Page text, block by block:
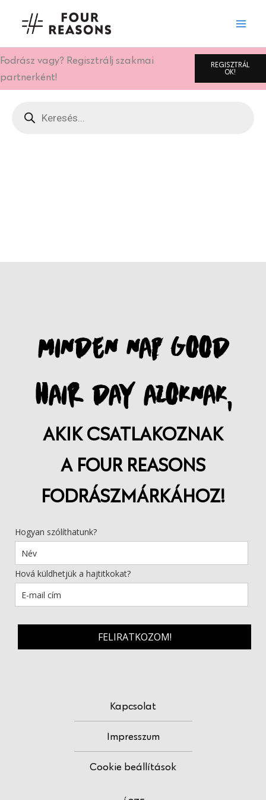
Fodrász vagy? Regisztrálj szakmai
partnerként!
REGISZTRÁL
OK!
search
MINDEN NAP GOOD
HAIR DAY AZOKNAK,
AKIK CSATLAKOZNAK
A FOUR REASONS
FODRÁSZMÁRKÁHOZ!
Hogyan szólíthatunk?
Hová küldhetjük a hajtitkokat?
FELIRATKOZOM!
Kapcsolat
Impresszum
Cookie beállítások